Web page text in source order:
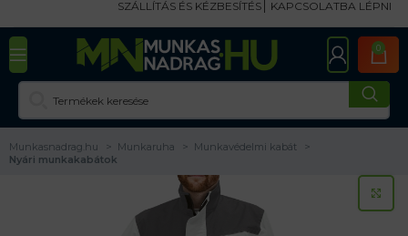
SZÁLLÍTÁS ÉS KÉZBESÍTÉS KAPCSOLATBA LÉPNI
0
Munkasnadrag.hu Munkaruha
Munkavédelmi kabát
Nyári munkakabátok